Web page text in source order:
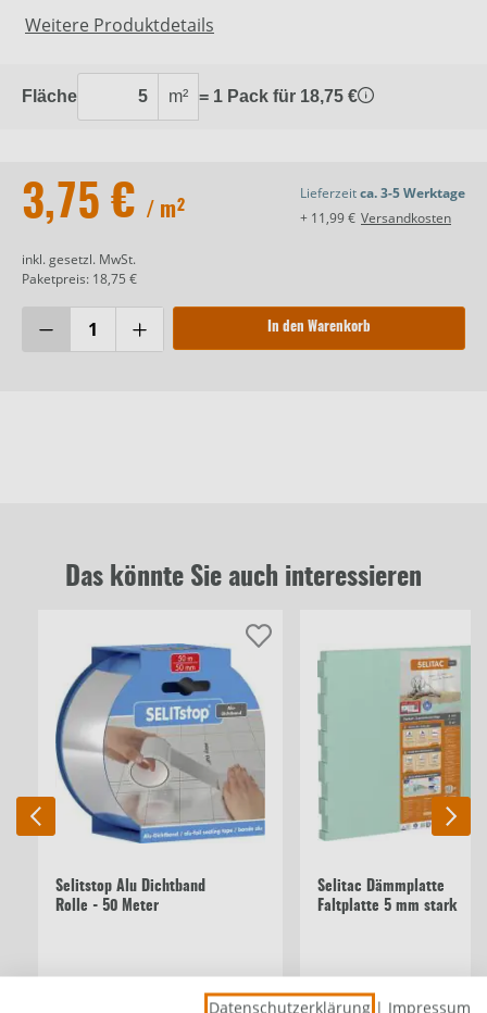
Weitere Produktdetails
Fläche m² = 1 Pack für 18,75 €
3,75 € / m²
inkl. gesetzl. MwSt.
Paketpreis: 18,75 €
Lieferzeitca. 3-5 Werktage
+ 11,99 € Versandkosten
In den Warenkorb
Das könnte Sie auch interessieren
Selitstop Alu Dichtband
Rolle - 50 Meter
0,13 €/lfm
Selitac Dämmplatte
Faltplatte 5 mm stark
2,99 €
Datenschutzerklärung | Impressum